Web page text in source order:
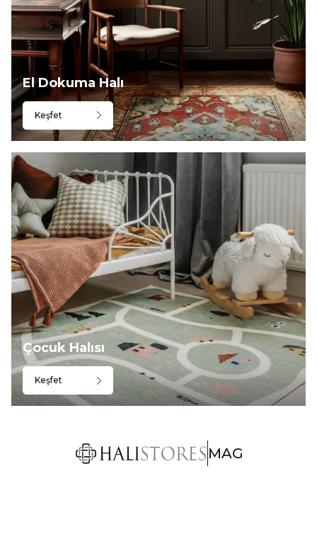
El Dokuma Halı
Keşfet
Çocuk Halısı
Keşfet
MAG